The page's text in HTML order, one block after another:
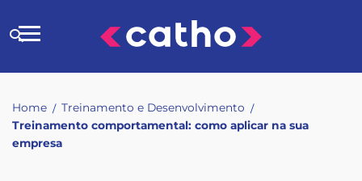
to
Buscar
Home / Treinamento e Desenvolvimento /
Treinamento comportamental: como aplicar na sua
empresa